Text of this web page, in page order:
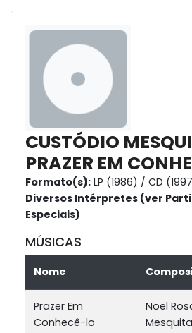
CUSTÓDIO
PRAZER EM
Formato(s): LP (1986) / CD
Diversos Intérpretes (ver
Especiais)
MÚSICAS
Nome
Prazer Em
Conhecê-lo
Noel
Mesquita